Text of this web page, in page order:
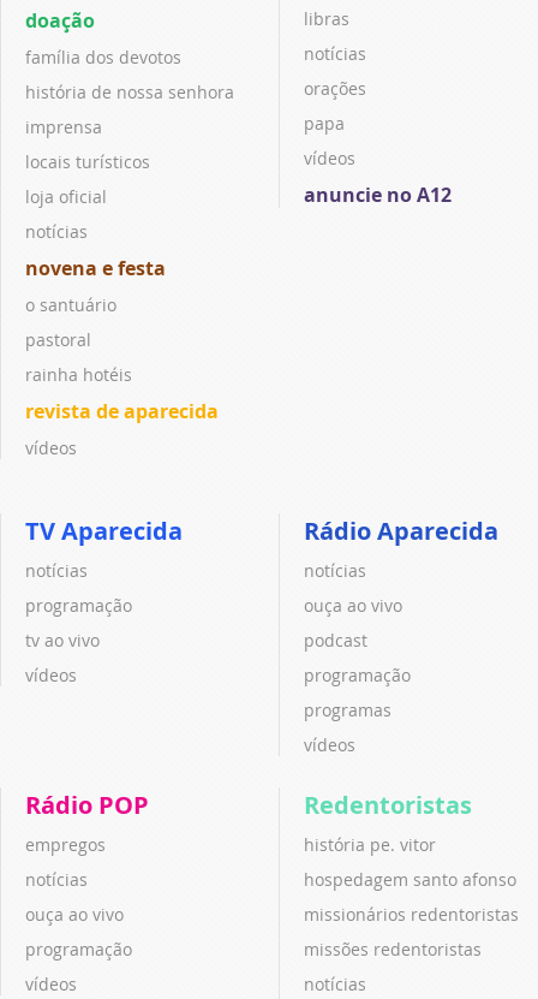
doação
família dos devotos
história de nossa senhora
imprensa
locais turísticos
loja oficial
notícias
novena e festa
o santuário
pastoral
rainha hotéis
revista de aparecida
vídeos
libras
notícias
orações
papa
vídeos
anuncie no A12
TV Aparecida
notícias
programação
tv ao vivo
vídeos
Rádio Aparecida
notícias
ouça ao vivo
podcast
programação
programas
vídeos
Rádio POP
empregos
notícias
ouça ao vivo
programação
vídeos
Redentoristas
história pe. vitor
hospedagem santo afonso
missionários redentoristas
missões redentoristas
notícias